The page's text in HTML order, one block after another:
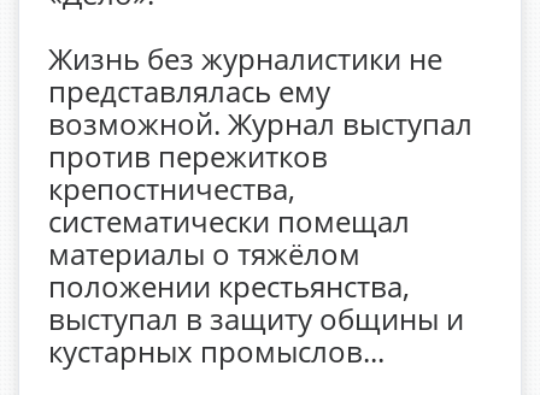
Жизнь без журналистики не
представлялась ему
возможной. Журнал выступал
против пережитков
крепостничества,
систематически помещал
материалы о тяжёлом
положении крестьянства,
выступал в защиту общины и
кустарных промыслов...